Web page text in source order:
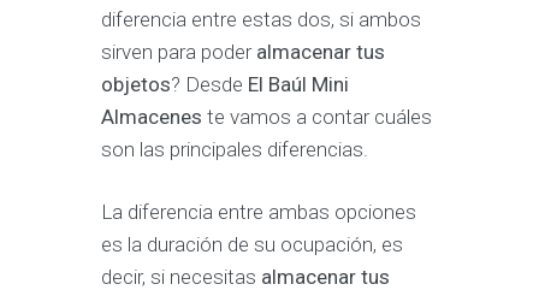
diferencia entre estas dos, si ambos
sirven para poderalmacenar tus
objetos? Desde El Baúl Mini
Almacenes te vamos a contar cuáles
son las principales diferencias.
La diferencia entre ambas opciones
es la duración de su ocupación, es
decir, si necesitas almacenar tus